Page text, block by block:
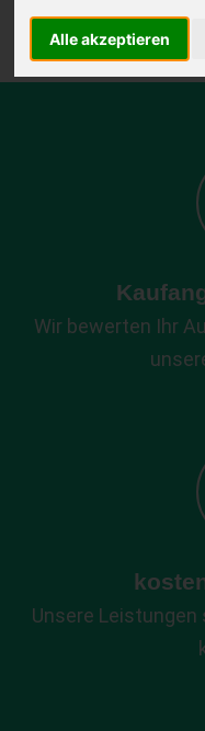
Alle akzeptieren
Wir
Wir bewerten Ihr
Unsere Leistungen